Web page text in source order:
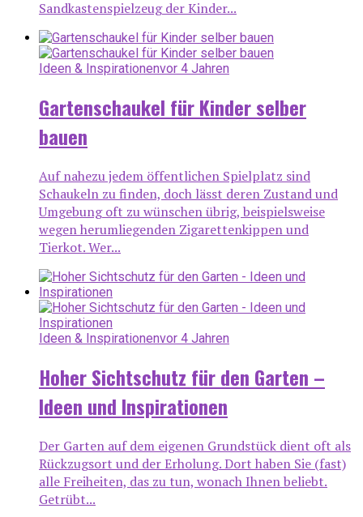
Sandkastenspielzeug der Kinder...
Ideen & Inspirationenvor 4 Jahren
Gartenschaukel für Kinder selber
bauen
Auf nahezu jedem öffentlichen Spielplatz sind
Schaukeln zu finden, doch lässt deren Zustand und
Umgebung oft zu wünschen übrig, beispielsweise
wegen herumliegenden Zigarettenkippen und
Tierkot. Wer...
Ideen & Inspirationenvor 4 Jahren
Hoher Sichtschutz für den Garten –
Ideen und Inspirationen
Der Garten auf dem eigenen Grundstück dient oft als
Rückzugsort und der Erholung. Dort haben Sie (fast)
alle Freiheiten, das zu tun, wonach Ihnen beliebt.
Getrübt...